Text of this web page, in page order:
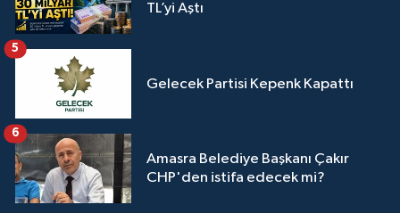
TL’yi Aştı
Gelecek Partisi Kepenk Kapattı
5
Amasra Belediye Başkanı Çakır
CHP'den istifa edecek mi?
6